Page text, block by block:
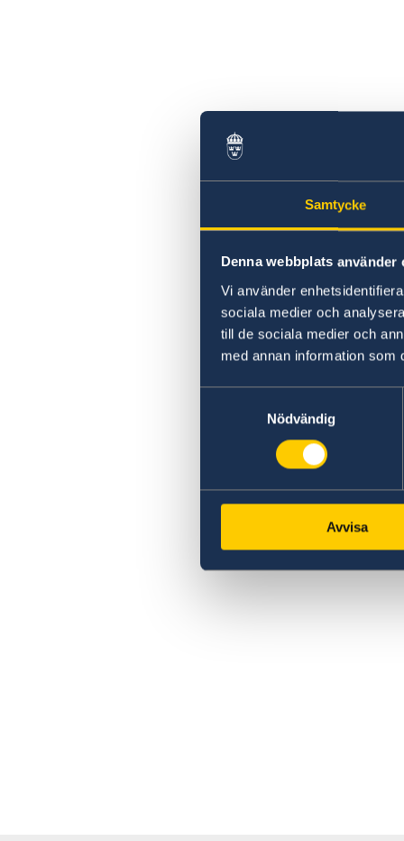
Samtycke
Denna webbplats använder
Vi använder
sociala medier och
till de sociala medier och
med annan information som
Nödvändig
Avvisa